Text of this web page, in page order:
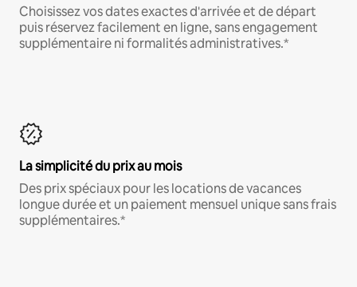
Choisissez vos dates exactes d'arrivée et de départ
puis réservez facilement en ligne, sans engagement
supplémentaire ni formalités administratives.*
La simplicité du prix au mois
Des prix spéciaux pour les locations de vacances
longue durée et un paiement mensuel unique sans frais
supplémentaires.*